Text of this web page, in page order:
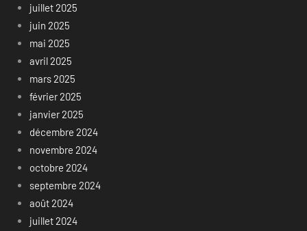
juillet 2025
juin 2025
mai 2025
avril 2025
mars 2025
février 2025
janvier 2025
décembre 2024
novembre 2024
octobre 2024
septembre 2024
août 2024
juillet 2024